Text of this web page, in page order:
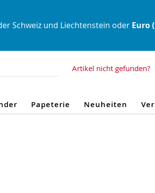
Schweiz und Liechtenstein oder Euro
Artikel nicht gefunden?
Papeterie Neuheiten